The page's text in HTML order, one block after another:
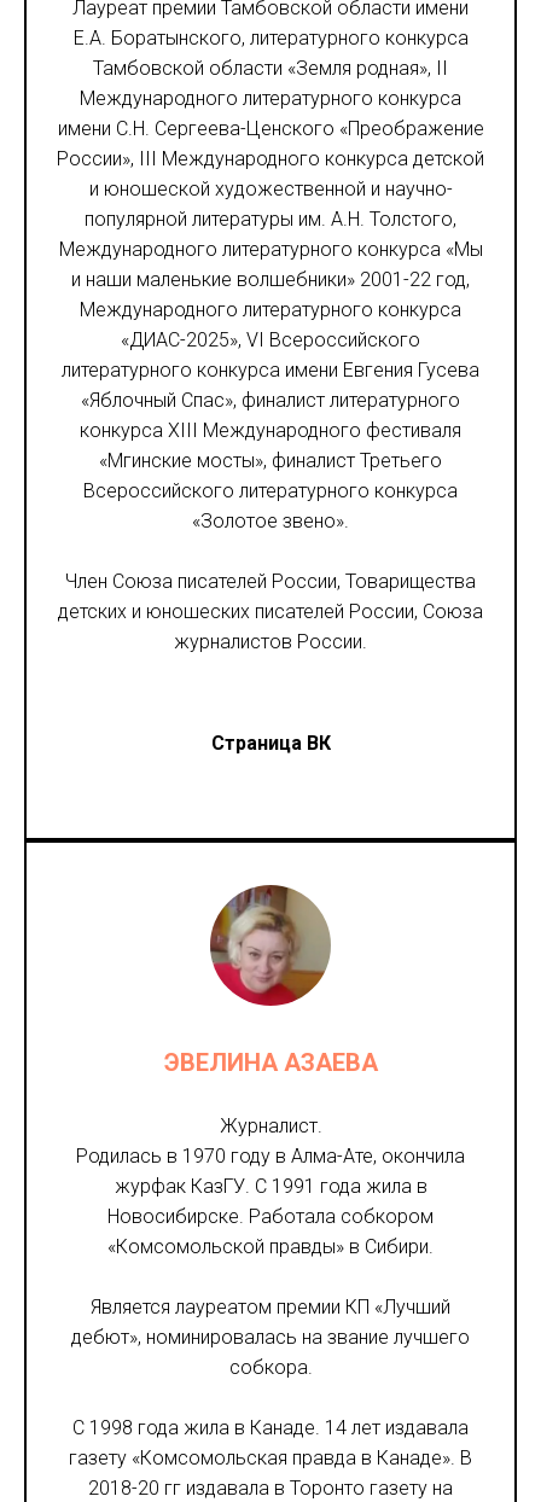
Лауреат премии Тамбовской области имени
Е.А. Боратынского, литературного конкурса
Тамбовской области «Земля родная», II
Международного литературного конкурса
имени С.Н. Сергеева-Ценского «Преображение
России», III Международного конкурса детской
и юношеской художественной и научно-
популярной литературы им. А.Н. Толстого,
Международного литературного конкурса «Мы
и наши маленькие волшебники» 2001-22 год,
Международного литературного конкурса
«ДИАС-2025», VI Всероссийского
литературного конкурса имени Евгения Гусева
«Яблочный Спас», финалист литературного
конкурса XIII Международного фестиваля
«Мгинские мосты», финалист Третьего
Всероссийского литературного конкурса
«Золотое звено».
Член Союза писателей России, Товарищества
детских и юношеских писателей России, Союза
журналистов России.
Страница ВК
ЭВЕЛИНА АЗАЕВА
Журналист.
Родилась в 1970 году в Алма-Ате, окончила
журфак КазГУ. С 1991 года жила в
Новосибирске. Работала собкором
«Комсомольской правды» в Сибири.
Является лауреатом премии КП «Лучший
дебют», номинировалась на звание лучшего
собкора.
С 1998 года жила в Канаде. 14 лет издавала
газету «Комсомольская правда в Канаде». В
2018-20 гг издавала в Торонто газету на